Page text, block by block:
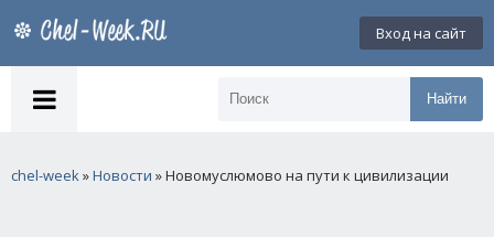
Вход на сайт
Найти
chel-week»Новости » Новомуслюмово на пути к цивилизации